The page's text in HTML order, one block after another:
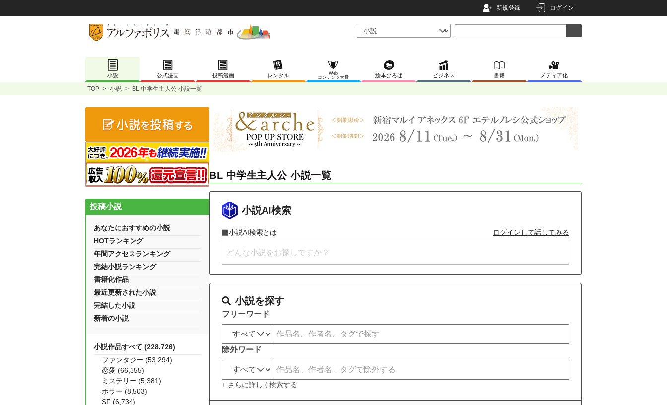
新規登録 ログイン
小説 公式漫画 投稿漫画 レンタル
Web
コンテンツ大賞
絵本ひろば ビジネス 書籍 メディア化
TOP > 小説 > BL 中学生主人公 小説一覧
BL 中学生主人公 小説一覧
小説AI検索
小説AI検索とは ログインして話してみる
小説を探す
フリーワード
除外ワード
+ さらに詳しく検索する
投稿小説
あなたにおすすめの小説
HOTランキング
年間アクセスランキング
完結小説ランキング
書籍化作品
最近更新された小説
完結した小説
新着の小説
小説作品すべて (228,726)
ファンタジー (53,294)
恋愛 (66,355)
ミステリー (5,381)
ホラー (8,503)
SF (6,734)